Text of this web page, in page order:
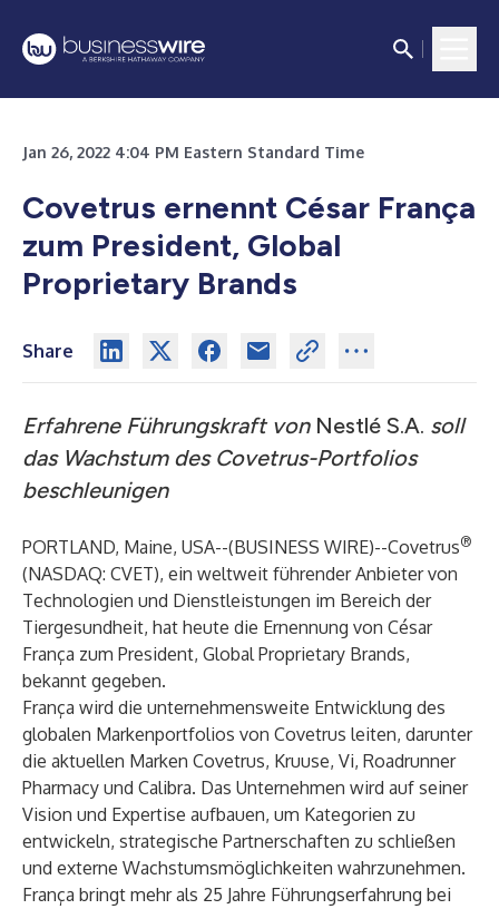
Jan 26, 2022 4:04 PM Eastern Standard Time
Covetrus ernennt César França
zum President, Global
Proprietary Brands
Share
Erfahrene Führungskraft von Nestlé S.A. soll
das Wachstum des Covetrus-Portfolios
beschleunigen
PORTLAND, Maine, USA--(BUSINESS WIRE)--Covetrus®
(NASDAQ: CVET), ein weltweit führender Anbieter von
Technologien und Dienstleistungen im Bereich der
Tiergesundheit, hat heute die Ernennung von César
França zum President, Global Proprietary Brands,
bekannt gegeben.
França wird die unternehmensweite Entwicklung des
globalen Markenportfolios von Covetrus leiten, darunter
die aktuellen Marken Covetrus, Kruuse, Vi, Roadrunner
Pharmacy und Calibra. Das Unternehmen wird auf seiner
Vision und Expertise aufbauen, um Kategorien zu
entwickeln, strategische Partnerschaften zu schließen
und externe Wachstumsmöglichkeiten wahrzunehmen.
França bringt mehr als 25 Jahre Führungserfahrung bei